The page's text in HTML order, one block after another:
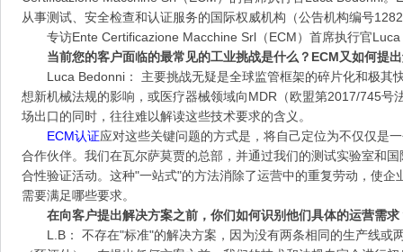
从事测试、安全检查和认证服务的国际权威机构（公告机构编号
专访Ente Certificazione Macchine Srl（ECM）首席执行官
当前您的客户面临的最常见的工业挑战是什么？ECM又如何提
Luca Bedonni： 主要挑战无疑是全球监管框架的碎片化和极其
想新机械法规的影响，或医疗器械领域向MDR（欧盟第2017/745号
场出口的同时，往往难以解读这些技术要求的含义。
ECM认证应对这些关键问题的方式是，将自己定位为不仅仅是
合作伙伴。我们在瓦尔萨莫贾的总部，并通过我们的测试实验室和
合性验证活动。这种"一站式"的方法消除了运营中的重复劳动，使
需要满足哪些要求。
在向客户提出解决方案之前，你们如何识别他们具体的运营需求
L.B： 不存在"标准"的解决方案，因为没有两条相同的生产线或